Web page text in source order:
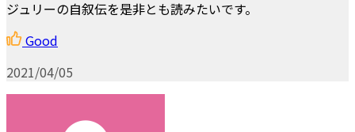
ジュリーの自叙伝を是非とも読みたいです。
Good
2021/04/05